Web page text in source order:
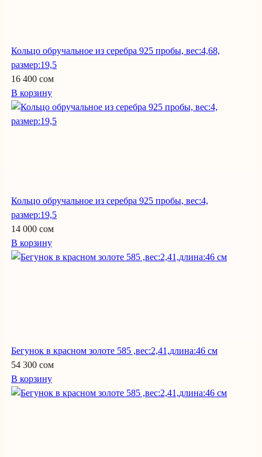
Кольцо обручальное из серебра 925 пробы, вес:4,68,
размер:19,5
16 400 сом
В корзину
Кольцо обручальное из серебра 925 пробы, вес:4,
размер:19,5
14 000 сом
В корзину
Бегунок в красном золоте 585 ,вес:2,41,длина:46 см
54 300 сом
В корзину